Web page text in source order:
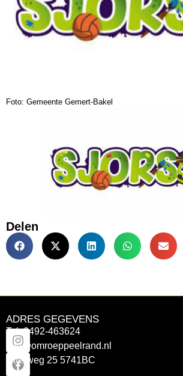
Foto: Gemeente Gemert-Bakel
Delen
ADRES GEGEVENS
Tel: 0492-463624
info@omroeppeelrand.nl
Otterweg 25 5741BC